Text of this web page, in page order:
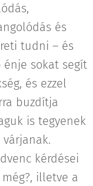
és
tudni – és
énje sokat segít
és ezzel
buzdítja
is tegyenek
kérdései
illetve a